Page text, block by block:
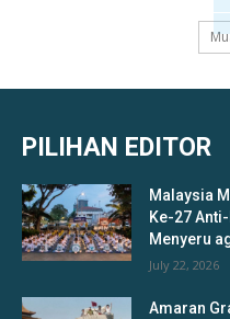
PILIHAN EDITOR
Malaysia
Ke-27
Menyeru
July 22, 2026
Amaran